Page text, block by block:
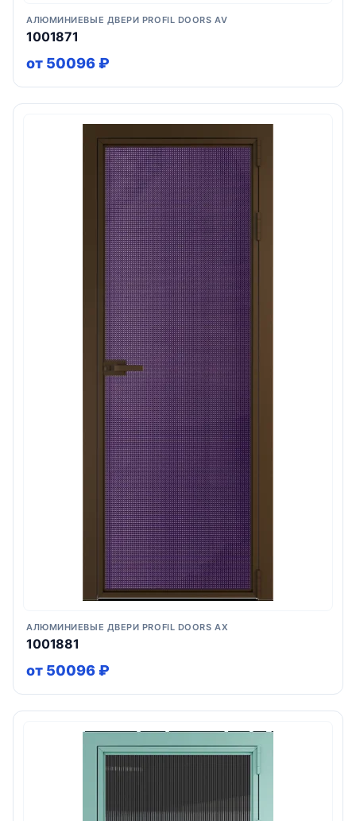
АЛЮМИНИЕВЫЕ ДВЕРИ PROFIL DOORS AV
1001871
от 50096 ₽
АЛЮМИНИЕВЫЕ ДВЕРИ PROFIL DOORS AX
1001881
от 50096 ₽